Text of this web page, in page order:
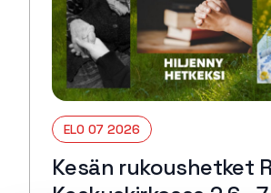
ELO 07 2026
Kesän rukoushetket